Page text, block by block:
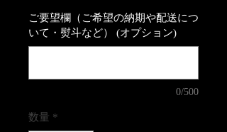
ご要望欄（ご希望の納期や配送につ
いて・熨斗など） (オプション)
0/500
数量 *